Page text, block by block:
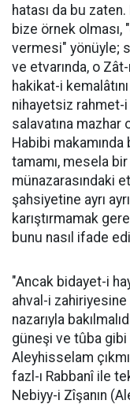
hatası da bu
bize örnek olması,
vermesi" yönüyle;
ve etvarında, o
hakikat-i
nihayetsiz rahmet-
salavatına mazhar
Habibi
tamamı, mesela
münazarasındaki
şahsiyetine ayrı
karıştırmamak
bunu nasıl ifade
"Ancak bidayet-i
ahval-i zahiriyesine
nazarıyla
güneşi ve tûba
Aleyhisselam
fazl-ı Rabbanî ile
Nebiyy-i Zîşanın